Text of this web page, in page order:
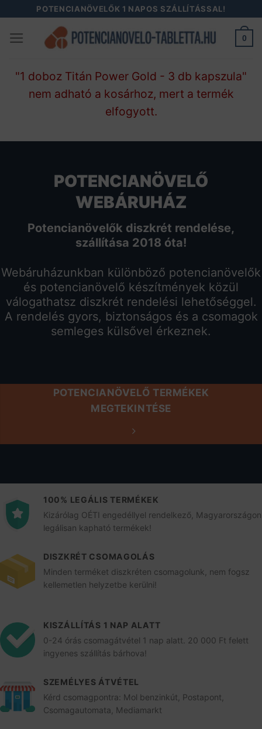
content
POTENCIANÖVELŐK 1 NAPOS SZÁLLÍTÁSSAL!
0
"1 doboz Titán Power Gold - 3 db kapszula"
nem adható a kosárhoz, mert a termék
elfogyott.
POTENCIANÖVELŐ
WEBÁRUHÁZ
Potencianövelők diszkrét rendelése,
szállítása 2018 óta!
Webáruházunkban különböző potencianövelők
és potencianövelő készítmények közül
válogathatsz diszkrét rendelési lehetőséggel.
A rendelés gyors, biztonságos és a csomagok
semleges külsővel érkeznek.
POTENCIANÖVELŐ TERMÉKEK
MEGTEKINTÉSE
100% LEGÁLIS TERMÉKEK
Kizárólag OÉTI engedéllyel rendelkező, Magyarországon
legálisan kapható termékek!
DISZKRÉT CSOMAGOLÁS
Minden terméket diszkréten csomagolunk, nem fogsz
kellemetlen helyzetbe kerülni!
KISZÁLLÍTÁS 1 NAP ALATT
0-24 órás csomagátvétel 1 nap alatt. 20 000 Ft felett
ingyenes szállítás bárhova!
SZEMÉLYES ÁTVÉTEL
Kérd csomagpontra: Mol benzinkút, Postapont,
Csomagautomata, Mediamarkt